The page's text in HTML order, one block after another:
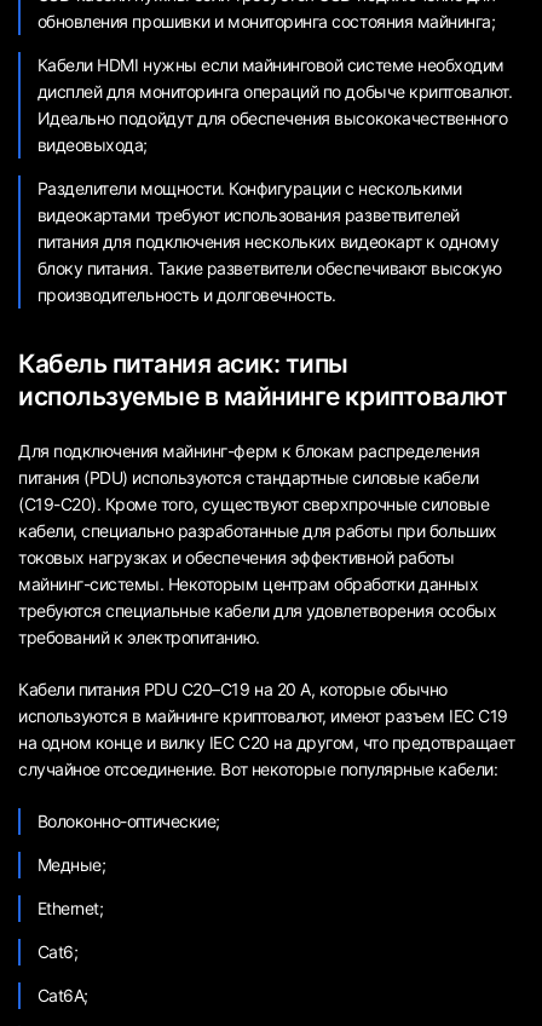
обновления прошивки и мониторинга состояния майнинга;
Кабели HDMI нужны если майнинговой системе необходим
дисплей для мониторинга операций по добыче криптовалют.
Идеально подойдут для обеспечения высококачественного
видеовыхода;
Разделители мощности. Конфигурации с несколькими
видеокартами требуют использования разветвителей
питания для подключения нескольких видеокарт к одному
блоку питания. Такие разветвители обеспечивают высокую
производительность и долговечность.
Кабель питания асик: типы
используемые в майнинге криптовалют
Для подключения майнинг-ферм к блокам распределения
питания (PDU) используются стандартные силовые кабели
(C19-C20). Кроме того, существуют сверхпрочные силовые
кабели, специально разработанные для работы при больших
токовых нагрузках и обеспечения эффективной работы
майнинг-системы. Некоторым центрам обработки данных
требуются специальные кабели для удовлетворения особых
требований к электропитанию.
Кабели питания PDU C20–C19 на 20 А, которые обычно
используются в майнинге криптовалют, имеют разъем IEC C19
на одном конце и вилку IEC C20 на другом, что предотвращает
случайное отсоединение. Вот некоторые популярные кабели:
Волоконно-оптические;
Медные;
Ethernet;
Cat6;
Cat6A;